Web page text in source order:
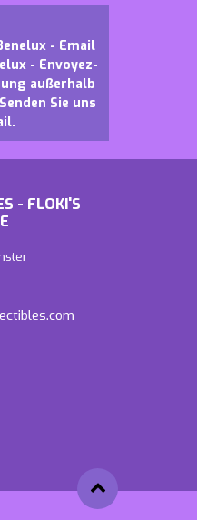
- Email
- Envoyez-
außerhalb
Sie uns
- FLOKI'S